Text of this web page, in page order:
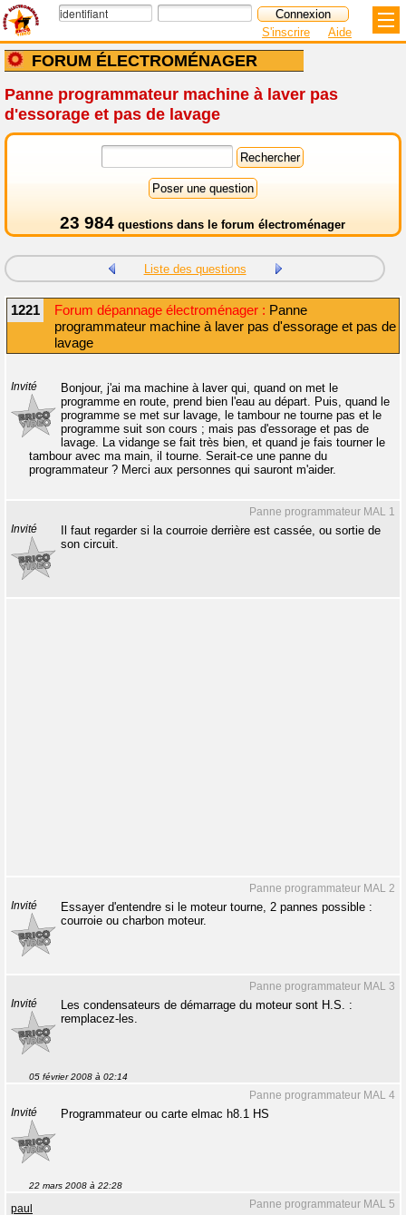
FORUM ÉLECTROMÉNAGER
S'inscrire Aide
Panne programmateur machine à laver pas
d'essorage et pas de lavage
23 984 questions dans le forum électroménager
Liste des questions
1221 Forum dépannage électroménager : Panne
programmateur machine à laver pas d'essorage et pas de
lavage
Invité
Bonjour, j'ai ma machine à laver qui, quand on met le
programme en route, prend bien l'eau au départ. Puis, quand le
programme se met sur lavage, le tambour ne tourne pas et le
programme suit son cours ; mais pas d'essorage et pas de
lavage. La vidange se fait très bien, et quand je fais tourner le
tambour avec ma main, il tourne. Serait-ce une panne du
programmateur ? Merci aux personnes qui sauront m'aider.
Panne programmateur MAL 1
Invité
Il faut regarder si la courroie derrière est cassée, ou sortie de
son circuit.
Panne programmateur MAL 2
Invité
Essayer d'entendre si le moteur tourne, 2 pannes possible :
courroie ou charbon moteur.
Panne programmateur MAL 3
Invité
Les condensateurs de démarrage du moteur sont H.S. :
remplacez-les.
05 février 2008 à 02:14
Panne programmateur MAL 4
Invité Programmateur ou carte elmac h8.1 HS
22 mars 2008 à 22:28
Panne programmateur MAL 5
paul